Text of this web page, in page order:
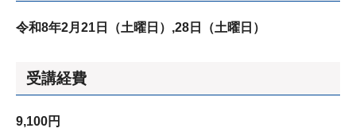
令和8年2月21日（土曜日） ,28日（土曜日）
受講経費
9,100円